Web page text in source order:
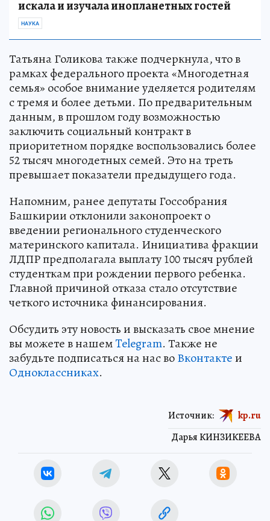
искала и изучала инопланетных гостей
НАУКА
Татьяна Голикова также подчеркнула, что в
рамках федерального проекта «Многодетная
семья» особое внимание уделяется родителям
с тремя и более детьми. По предварительным
данным, в прошлом году возможностью
заключить социальный контракт в
приоритетном порядке воспользовались более
52 тысяч многодетных семей. Это на треть
превышает показатели предыдущего года.
Напомним, ранее депутаты Госсобрания
Башкирии отклонили законопроект о
введении регионального студенческого
материнского капитала. Инициатива фракции
ЛДПР предполагала выплату 100 тысяч рублей
студенткам при рождении первого ребенка.
Главной причиной отказа стало отсутствие
четкого источника финансирования.
Обсудить эту новость и высказать свое мнение
вы можете в нашемTelegram. Также не
забудьте подписаться на нас воВконтактеи
Одноклассниках.
Дарья КИНЗИКЕЕВА
Источник: kp.ru